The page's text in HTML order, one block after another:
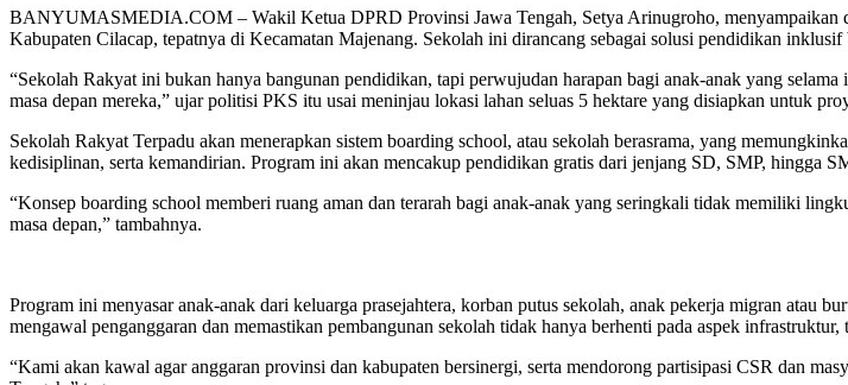
BANYUMASMEDIA.COM – Wakil Ketua DPRD Provinsi Jawa Tengah, Setya Arinugroho, menyampaikan
Kabupaten Cilacap, tepatnya di Kecamatan Majenang. Sekolah ini dirancang sebagai solusi pendidikan
“Sekolah Rakyat ini bukan hanya bangunan pendidikan, tapi perwujudan harapan bagi anak-anak yang
masa depan mereka,” ujar politisi PKS itu usai meninjau lokasi lahan seluas 5 hektare yang disiapkan untuk
Sekolah Rakyat Terpadu akan menerapkan sistem boarding school, atau sekolah berasrama, yang
kedisiplinan, serta kemandirian. Program ini akan mencakup pendidikan gratis dari jenjang SD, SMP, hingga
“Konsep boarding school memberi ruang aman dan terarah bagi anak-anak yang seringkali tidak memiliki
masa depan,” tambahnya.
Program ini menyasar anak-anak dari keluarga prasejahtera, korban putus sekolah, anak pekerja migran atau
mengawal penganggaran dan memastikan pembangunan sekolah tidak hanya berhenti pada aspek
“Kami akan kawal agar anggaran provinsi dan kabupaten bersinergi, serta mendorong partisipasi CSR dan